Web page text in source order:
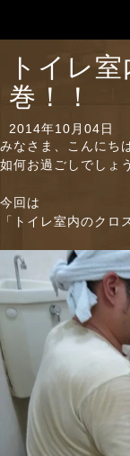
トイレ
巻！！
2014年10月04日
みなさま、こんにち
如何お過ごしでしょ
今回は
「トイレ室内のクロ